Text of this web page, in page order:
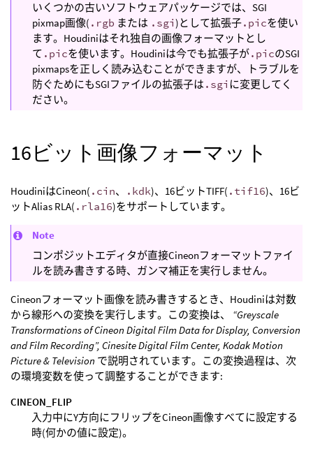
いくつかの古いソフトウェアパッケージでは、SGI
pixmap画像( .rgb または .sgi)として拡張子.picを使い
ます。Houdiniはそれ独自の画像フォーマットとし
て .picを使います。Houdiniは今でも拡張子が.picのSGI
pixmapsを正しく読み込むことができますが、トラブルを
防ぐためにもSGIファイルの拡張子は .sgi に変更してく
ださい。
16ビット画像フォーマット
HoudiniはCineon( .cin、 .kdk)、16ビットTIFF( .tif16)、16ビ
ットAlias RLA( .rla16)をサポートしています。
Note
コンポジットエディタが直接Cineonフォーマットファイ
ルを読み書きする時、ガンマ補正を実行しません。
Cineonフォーマット画像を読み書きするとき、Houdiniは対数
から線形への変換を実行します。この変換は、 “Greyscale
Transformations of Cineon Digital Film Data for Display, Conversion
and Film Recording”, Cinesite Digital Film Center, Kodak Motion
Picture & Television で説明されています。この変換過程は、次
の環境変数を使って調整することができます:
CINEON_FLIP
入力中にY方向にフリップをCineon画像すべてに設定する
時(何かの値に設定)。